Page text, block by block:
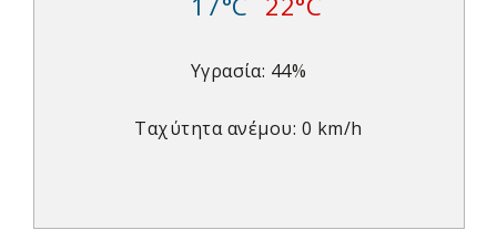
Υγρασία: 44%
Ταχύτητα ανέμου: 0 km/h